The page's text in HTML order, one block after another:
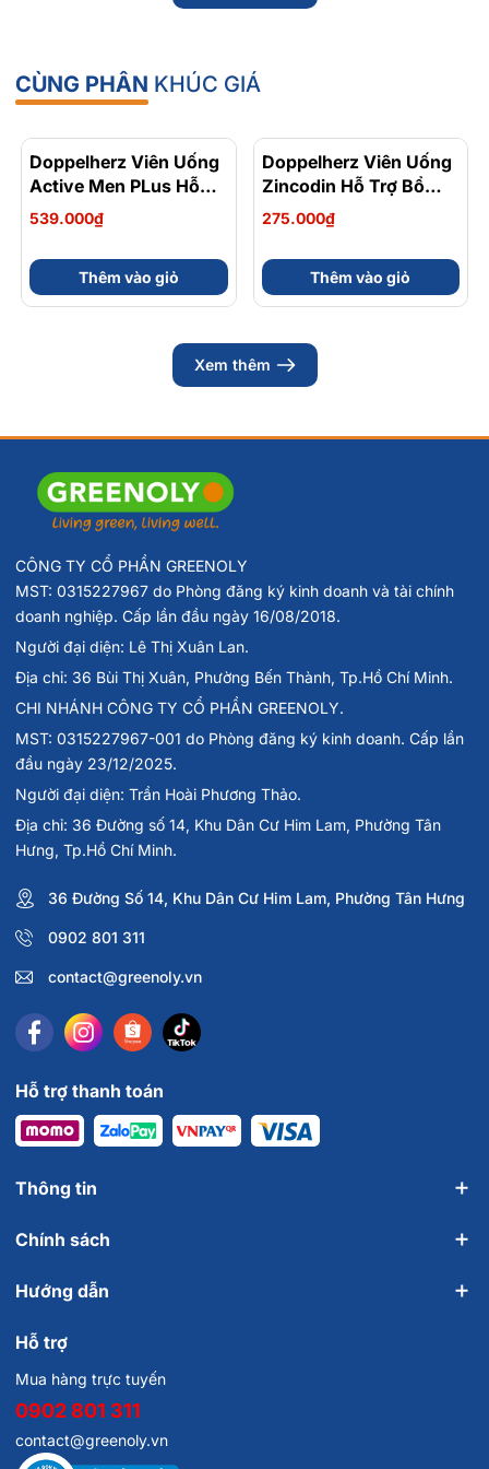
CÙNG PHÂN KHÚC GIÁ
Doppelherz Viên Uống
Active Men PLus Hỗ
Trợ Tăng Cường Sức
Khỏe Sinh Lý Nam Hộp
30 Viên
539.000₫
Thêm vào giỏ
Doppelherz Viên Uống
Zincodin Hỗ Trợ Bổ
Sung Kẽm, Tăng
Cường Sức Đề Kháng
Hộp 30 Viên
275.000₫
Thêm vào giỏ
Xem thêm
CÔNG TY CỔ PHẦN GREENOLY
MST: 0315227967 do Phòng đăng ký kinh doanh và tài chính
doanh nghiệp. Cấp lần đầu ngày 16/08/2018.
Người đại diện: Lê Thị Xuân Lan.
Địa chỉ: 36 Bùi Thị Xuân, Phường Bến Thành, Tp.Hồ Chí Minh.
CHI NHÁNH CÔNG TY CỔ PHẦN GREENOLY.
MST: 0315227967-001 do Phòng đăng ký kinh doanh. Cấp lần
đầu ngày 23/12/2025.
Người đại diện: Trần Hoài Phương Thảo.
Địa chỉ: 36 Đường số 14, Khu Dân Cư Him Lam, Phường Tân
Hưng, Tp.Hồ Chí Minh.
36 Đường Số 14, Khu Dân Cư Him Lam, Phường Tân Hưng
0902 801 311
contact@greenoly.vn
Hỗ trợ thanh toán
Thông tin
Chính sách
Hướng dẫn
Hỗ trợ
Mua hàng trực tuyến
0902 801 311
contact@greenoly.vn